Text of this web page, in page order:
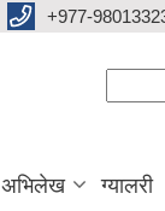
+977-
ग्यालरी